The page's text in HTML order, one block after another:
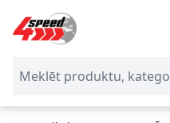
Skip to Content